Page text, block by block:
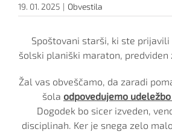
19. 01. 2025 | Obvestila
Spoštovani starši, ki ste
šolski planiški maraton, predviden
Žal vas obveščamo, da zaradi
šola odpovedujemo
Dogodek bo sicer izveden,
disciplinah. Ker je snega zelo